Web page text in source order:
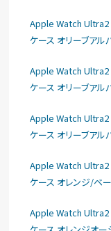
Apple Watch Ultra2
ケース オリーブアル
Apple Watch Ultra2
ケース オリーブアル
Apple Watch Ultra2
ケース オリーブアル
Apple Watch Ultra2
ケース オレンジ/ベ
Apple Watch Ultra2